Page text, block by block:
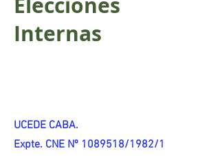
Internas
UCEDE CABA.
Expte. CNE Nº 1089518/1982/1